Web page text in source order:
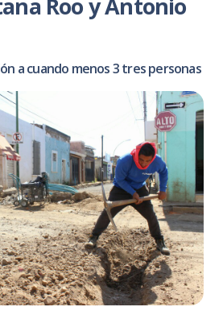
a cuando menos 3 tres personas